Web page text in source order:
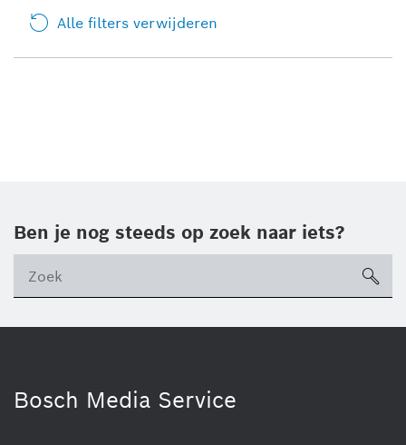
Alle filters verwijderen
Ben je nog steeds op zoek naar iets?
Bosch Media Service